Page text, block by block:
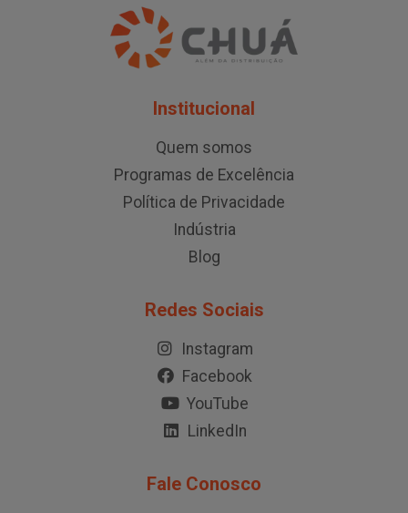
Institucional
Quem somos
Programas de Excelência
Política de Privacidade
Indústria
Blog
Redes Sociais
Instagram
Facebook
YouTube
LinkedIn
Fale Conosco